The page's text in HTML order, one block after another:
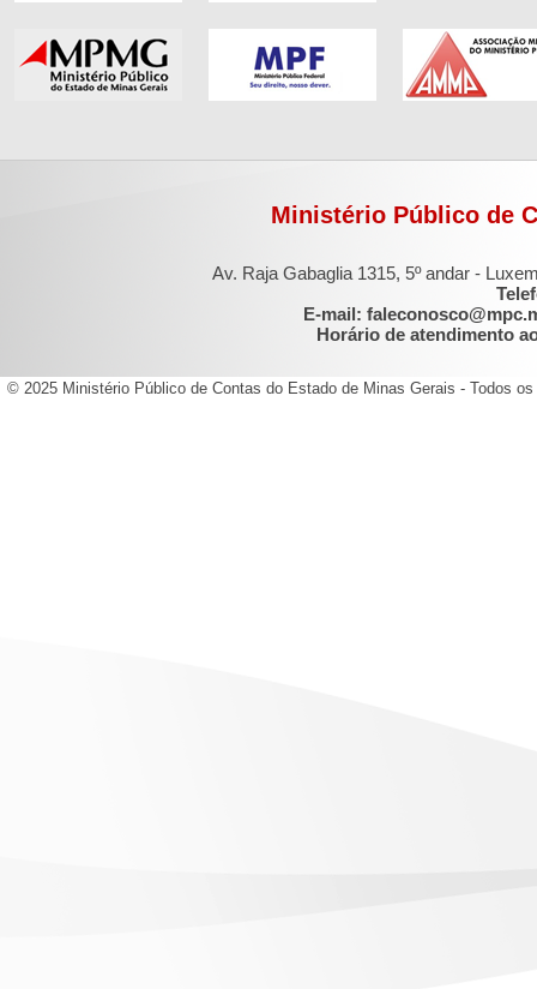
Ministério Público de
Av. Raja Gabaglia 1315, 5º andar -
E-mail:
Horário de atendimento
© 2025 Ministério Público de Contas do Estado de Minas Gerais - Todos